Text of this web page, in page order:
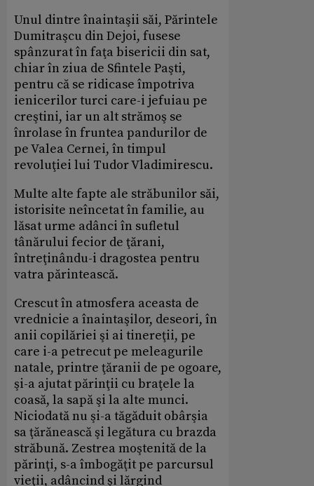
Unul dintre înaintaşii săi, Părintele
Dumitraşcu din Dejoi, fusese
spânzurat în faţa bisericii din sat,
chiar în ziua de Sfintele Paşti,
pentru că se ridicase împotriva
ienicerilor turci care-i jefuiau pe
creştini, iar un alt strămoş se
înrolase în fruntea pandurilor de
pe Valea Cernei, în timpul
revoluţiei lui Tudor Vladimirescu.
Multe alte fapte ale străbunilor săi,
istorisite neîncetat în familie, au
lăsat urme adânci în sufletul
tânărului fecior de ţărani,
întreţinându-i dragostea pentru
vatra părintească.
Crescut în atmosfera aceasta de
vrednicie a înaintaşilor, deseori, în
anii copilăriei şi ai tinereţii, pe
care i-a petrecut pe meleagurile
natale, printre ţăranii de pe ogoare,
şi-a ajutat părinţii cu braţele la
coasă, la sapă şi la alte munci.
Niciodată nu şi-a tăgăduit obârşia
sa ţărănească şi legătura cu brazda
străbună. Zestrea moştenită de la
părinţi, s-a îmbogăţit pe parcursul
vieţii, adâncind şi lărgind